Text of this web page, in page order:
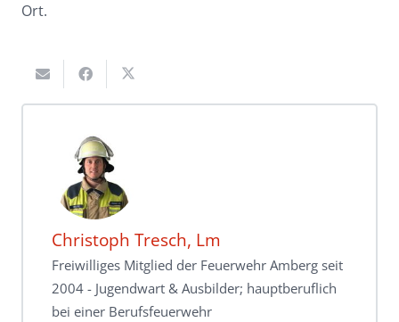
Ort.
Christoph Tresch, Lm
Freiwilliges Mitglied der Feuerwehr Amberg seit
2004 - Jugendwart & Ausbilder; hauptberuflich
bei einer Berufsfeuerwehr